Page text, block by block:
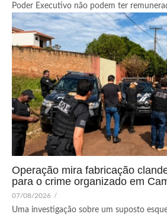
Poder Executivo não podem ter
Operação mira fabricação
para o crime organizado em
07/08/2026 /
Uma investigação sobre um suposto